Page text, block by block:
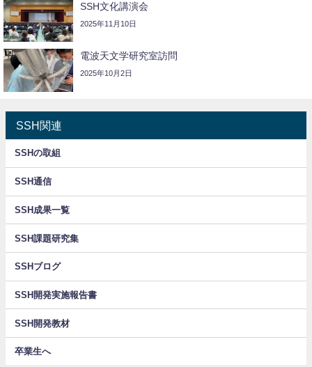
SSH文化講演会
2025年11月10日
電波天文学研究室訪問
2025年10月2日
SSH関連
SSHの取組
SSH通信
SSH成果一覧
SSH課題研究集
SSHブログ
SSH開発実施報告書
SSH開発教材
卒業生へ